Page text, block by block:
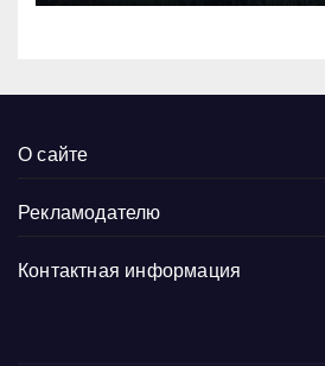
О сайте
Рекламодателю
Контактная информация